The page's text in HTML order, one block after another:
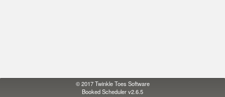
© 2017Twinkle Toes Software
Booked Scheduler v2.6.5